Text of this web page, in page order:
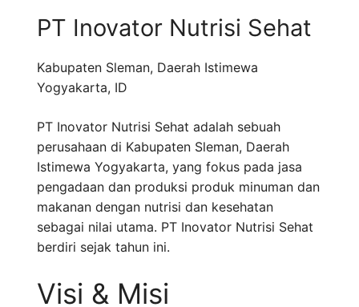
PT Inovator Nutrisi Sehat
Kabupaten Sleman, Daerah Istimewa
Yogyakarta, ID
PT Inovator Nutrisi Sehat adalah sebuah
perusahaan di Kabupaten Sleman, Daerah
Istimewa Yogyakarta, yang fokus pada jasa
pengadaan dan produksi produk minuman dan
makanan dengan nutrisi dan kesehatan
sebagai nilai utama. PT Inovator Nutrisi Sehat
berdiri sejak tahun ini.
Visi & Misi